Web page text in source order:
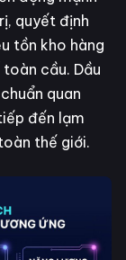
quyết định
tồn kho hàng
cầu. Dầu
quan
đến lạm
thế giới.